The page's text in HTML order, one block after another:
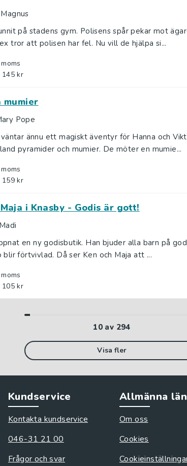
på stadens gym. Polisens spår pekar mot
tror att polisen har fel. Nu vill de hjälpa si...
145 kr
mumier
Pope
ännu ett magiskt äventyr för Hanna och
pyramider och mumier. De möter en mumie...
159 kr
i Knasby - Godis är gott!
en ny godisbutik. Han bjuder alla barn på
blir förtvivlad. Då ser Ken och Maja att ...
105 kr
10 av 294
Visa fler
Kundservice
Kontakta kundservice
046-31 21 00
Frågor och svar
Allmänna
Om oss
Cookies